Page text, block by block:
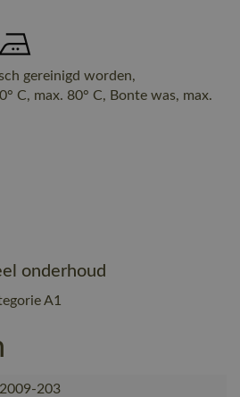
gereinigd worden,
C, max. 80° C, Bonte was, max.
onderhoud
A1
203